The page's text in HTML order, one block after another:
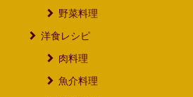
野菜料理
洋食レシピ
肉料理
魚介料理